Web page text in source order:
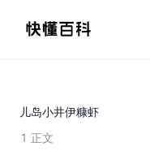
儿岛小井伊糠虾
1 正文